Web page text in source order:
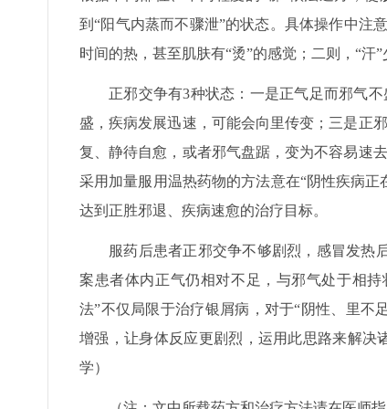
到“阳气内蒸而不骤泄”的状态。具体操作中注
时间的热，甚至肌肤有“烫”的感觉；二则，“汗
正邪交争有3种状态：一是正气足而邪气
盛，疾病发展迅速，可能会向里传变；三是正
复、静待自愈，或者邪气盘踞，变为不容易速
采用加量服用温热药物的方法意在“阴性疾病
达到正胜邪退、疾病速愈的治疗目标。
服药后患者正邪交争不够剧烈，感冒发热
案患者体内正气仍相对不足，与邪气处于相
法”不仅局限于治疗银屑病，对于“阴性、里不
增强，让身体反应更剧烈，运用此思路来解决
学）